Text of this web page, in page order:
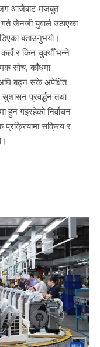
जग आजैबाट मजबुत
गते जेनजी युवाले उठाएका
बताउनुभयो।
कहाँ र किन चुक्यौँ भन्ने
सोच, काँधमा
अघि बढ्न सके अपेक्षित
प्रवर्द्धन तथा
हुन गइरहेको निर्वाचन
प्रक्रियामा सक्रिय र